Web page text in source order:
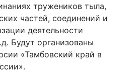
тружеников тыла,
частей, соединений и
деятельности
Будут организованы
«Тамбовский край в